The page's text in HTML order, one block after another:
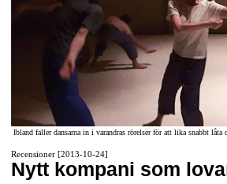
Ibland faller dansarna in i varandras rörelser för att lika snabbt
Recensioner [2013-10-24]
Nytt kompani som